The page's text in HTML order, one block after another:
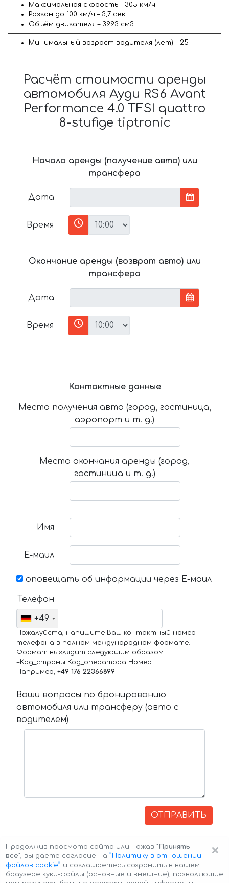
Максимальная скорость – 305 км/ч
Разгон до 100 км/ч – 3,7 сек
Объём двигателя – 3993 см3
Минимальный возраст водителя (лет) – 25
Расчёт стоимости аренды
автомобиля Ауди RS6 Avant
Performance 4.0 TFSI quattro
8-stufige tiptronic
Начало аренды (получение авто) или
трансфера
Дата
Время
Окончание аренды (возврат авто) или
трансфера
Дата
Время
Контактные данные
Место получения авто (город, гостиница,
аэропорт и т. д.)
Место окончания аренды (город,
гостиница и т. д.)
Имя
Е-маил
оповещать об информации через Е-маил
Телефон
+49
Пожалуйста, напишите Ваш контактный номер
телефона в полном международном формате.
Формат выглядит следующим образом:
+Код_страны Код_оператора Номер
Например, +49 176 22366899
Ваши вопросы по бронированию
автомобиля или трансферу (авто с
водителем)
ОТПРАВИТЬ
×
Продолжив просмотр сайта или нажав "Принять
все", вы даёте согласие на ”Политику в отношении
файлов cookie” и соглашаетесь сохранить в вашем
браузере куки-файлы (основные и внешние), позволяющие